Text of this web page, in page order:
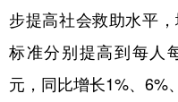
州市
经济
步提高社会救助水平
标准分别提高到每人
元，同比增长1%、6%